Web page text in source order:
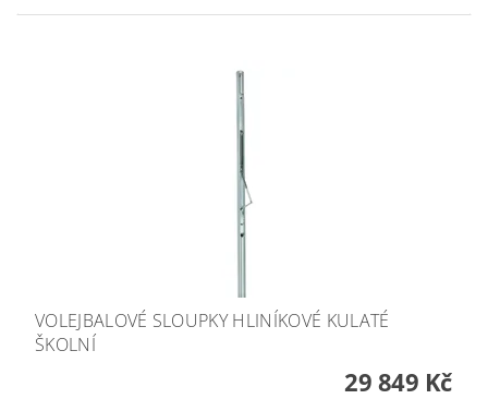
VOLEJBALOVÉ SLOUPKY HLINÍKOVÉ KULATÉ
ŠKOLNÍ
29 849 Kč